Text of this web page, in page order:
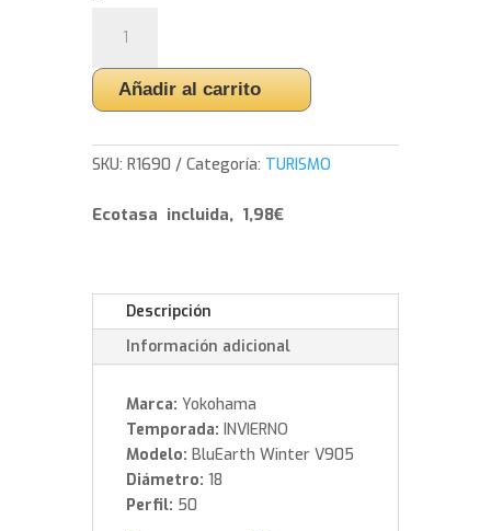
BluEarth
Winter
V905
245/50/18
104
cantidad
Añadir al carrito
SKU:R1690 Categoría: TURISMO
Ecotasa incluida, 1,98€
Descripción
Información adicional
Marca: Yokohama
Temporada: INVIERNO
Modelo: BluEarth Winter V905
Diámetro: 18
Perfil: 50